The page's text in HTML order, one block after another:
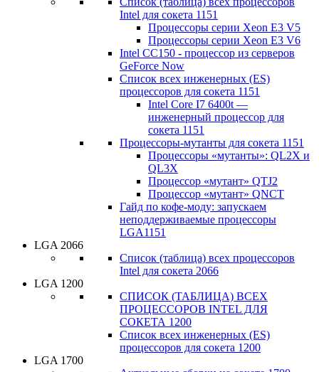
Intel для сокета 1151
Процессоры серии Xeon E3 V5
Процессоры серии Xeon E3 V6
Intel CC150 - процессор из серверов
GeForce Now
Список всех инженерных (ES)
процессоров для сокета 1151
Intel Core I7 6400t —
инженерный процессор для
сокета 1151
Процессоры-мутанты для сокета 1151
Процессоры «мутанты»: QL2X и
QL3X
Процессор «мутант» QTJ2
Процессор «мутант» QNCT
Гайд по кофе-моду: запускаем
неподдерживаемые процессоры
LGA1151
LGA 2066
Список (таблица) всех процессоров
Intel для сокета 2066
LGA 1200
СПИСОК (ТАБЛИЦА) ВСЕХ
ПРОЦЕССОРОВ INTEL ДЛЯ
СОКЕТА 1200
Список всех инженерных (ES)
процессоров для сокета 1200
LGA 1700